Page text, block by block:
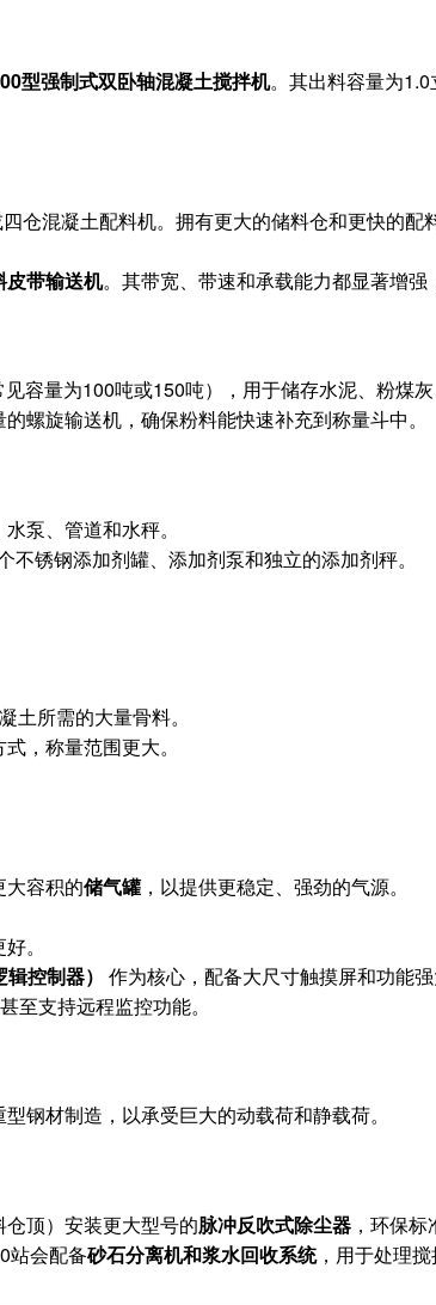
型强制式双卧轴混凝土搅拌机。其出料容量为
四仓混凝土配料机。拥有更大的储料仓和更快的
皮带输送机。其带宽、带速和承载能力都显著增强
容量为100吨或150吨），用于储存水泥、粉煤灰
螺旋输送机，确保粉料能快速补充到称量斗中。
泵、管道和水秤。
不锈钢添加剂罐、添加剂泵和独立的添加剂秤。
土所需的大量骨料。
，称量范围更大。
大容积的储气罐，以提供更稳定、强劲的气源。
。
控制器）
作为核心，配备大尺寸触摸屏和功能
至支持远程监控功能。
钢材制造，以承受巨大的动载荷和静载荷。
顶）安装更大型号的脉冲反吹式除尘器 ，环保标
站会配备砂石分离机和浆水回收系统，用于处理